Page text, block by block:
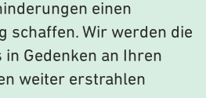
einen
schaffen. Wir werden die
in Gedenken an Ihren
weiter erstrahlen